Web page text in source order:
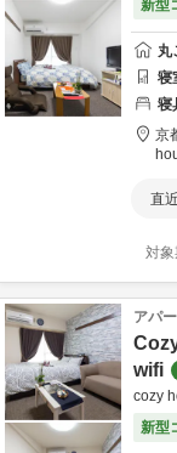
新型
丸
寝
寝
京
直
対象
アパ
wifi
cozy
新型